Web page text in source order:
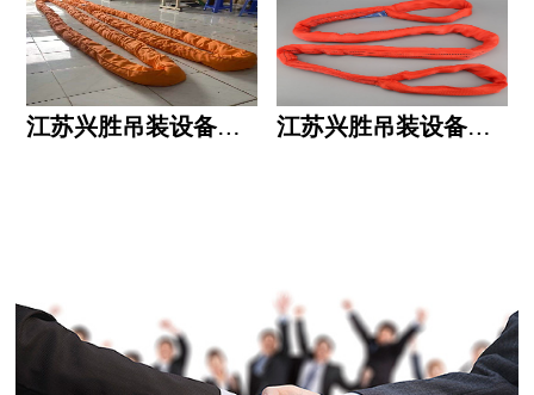
江苏兴胜吊装设备有限公司五大透明 江苏兴胜吊装设备有限公司运作模式